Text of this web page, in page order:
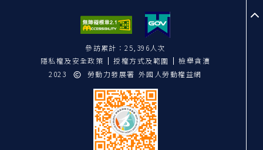
參訪累計：25,396人次
隱私權及安全政策
授權方式及範圍
檢舉貪瀆
2023
勞動力發展署 外國人勞動權益網
至